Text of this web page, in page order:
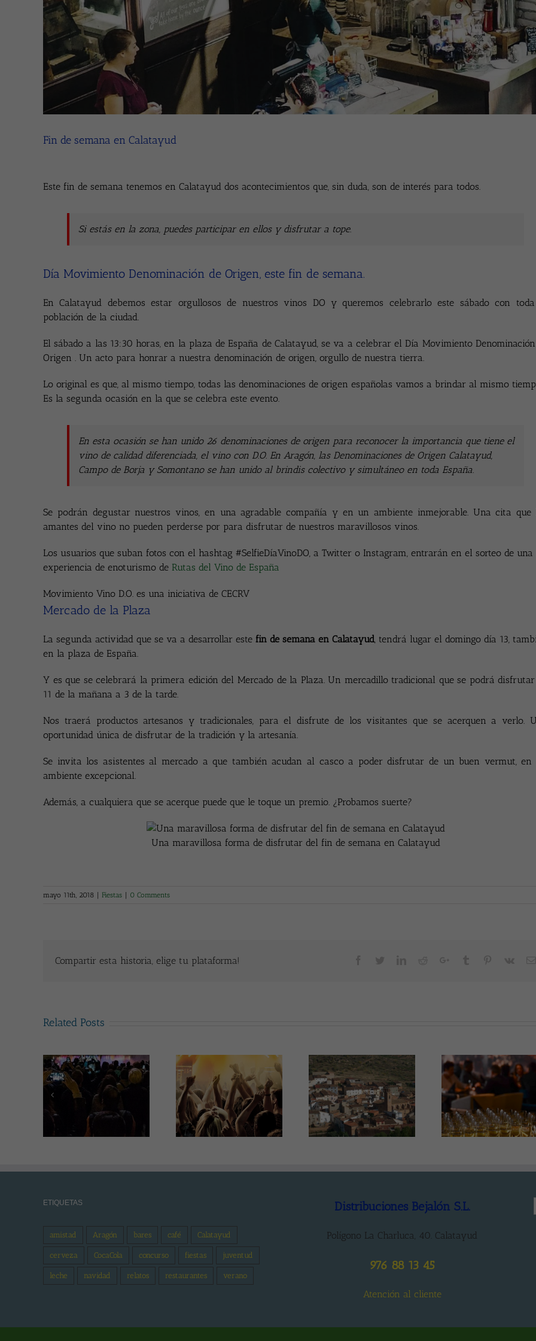
Fin de semana en Calatayud
Este fin de semana tenemos en Calatayud dos acontecimientos que, sin duda, son de interés para todos.
Si estás en la zona, puedes participar en ellos y disfrutar a tope.
Día Movimiento Denominación de Origen, este fin de semana.
En Calatayud debemos estar orgullosos de nuestros vinos DO y queremos celebrarlo este sábado con
población de la ciudad.
El sábado a las 13:30 horas, en la plaza de España de Calatayud, se va a celebrar el Día Movimiento
Origen . Un acto para honrar a nuestra denominación de origen, orgullo de nuestra tierra.
Lo original es que, al mismo tiempo, todas las denominaciones de origen españolas vamos a brindar al mismo
Es la segunda ocasión en la que se celebra este evento.
En esta ocasión se han unido 26 denominaciones de origen para reconocer la importancia que tiene el
vino de calidad diferenciada, el vino con D.O. En Aragón, las Denominaciones de Origen Calatayud,
Campo de Borja y Somontano se han unido al brindis colectivo y simultáneo en toda España.
Se podrán degustar nuestros vinos, en una agradable compañía y en un ambiente inmejorable. Una cita que
amantes del vino no pueden perderse por para disfrutar de nuestros maravillosos vinos.
Los usuarios que suban fotos con el hashtag #SelfieDíaVinoDO, a Twitter o Instagram, entrarán en el sorteo de una
experiencia de enoturismo de Rutas del Vino de España
Movimiento Vino D.O. es una iniciativa de CECRV
Mercado de la Plaza
La segunda actividad que se va a desarrollar este fin de semana en Calatayud, tendrá lugar el domingo día 13,
en la plaza de España.
Y es que se celebrará la primera edición del Mercado de la Plaza. Un mercadillo tradicional que se podrá
11 de la mañana a 3 de la tarde.
Nos traerá productos artesanos y tradicionales, para el disfrute de los visitantes que se acerquen a verlo.
oportunidad única de disfrutar de la tradición y la artesanía.
Se invita los asistentes al mercado a que también acudan al casco a poder disfrutar de un buen vermut, en
ambiente excepcional.
Además, a cualquiera que se acerque puede que le toque un premio. ¿Probamos suerte?
Una maravillosa forma de disfrutar del fin de semana en Calatayud
mayo 11th, 2018 Fiestas 0 Comments
Compartir esta historia, elige tu plataforma!
Related Posts
Las fiestas
patronales en
honor a San
Gervasio y San
Protasio
Alpartir 2018
propone ¡A
disfrutar cada
minuto!
Tendencias en
hostelería para el
2018
Consejos
organizar las
de
fuera de
ETIQUETAS
amistad Aragón bares café Calatayud
cerveza CocaCola concurso fiestas juventud
leche navidad relatos restaurantes verano
Distribuciones Bejalón S.L.
Polígono La Charluca, 40. Calatayud
976 88 13 45
Atención al cliente